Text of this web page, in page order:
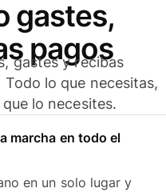
gastes,
pagos
gastes y recibas
lo que necesitas,
lo necesites.
marcha en todo el
en un solo lugar y